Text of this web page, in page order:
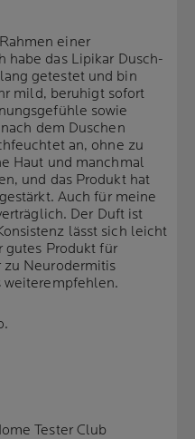
einer
habe das Lipikar Dusch-
getestet und bin
mild, beruhigt sofort
sowie
dem Duschen
an, ohne zu
Haut und manchmal
und das Produkt hat
Auch für meine
Der Duft ist
lässt sich leicht
gutes Produkt für
Neurodermitis
weiterempfehlen.
Tester Club